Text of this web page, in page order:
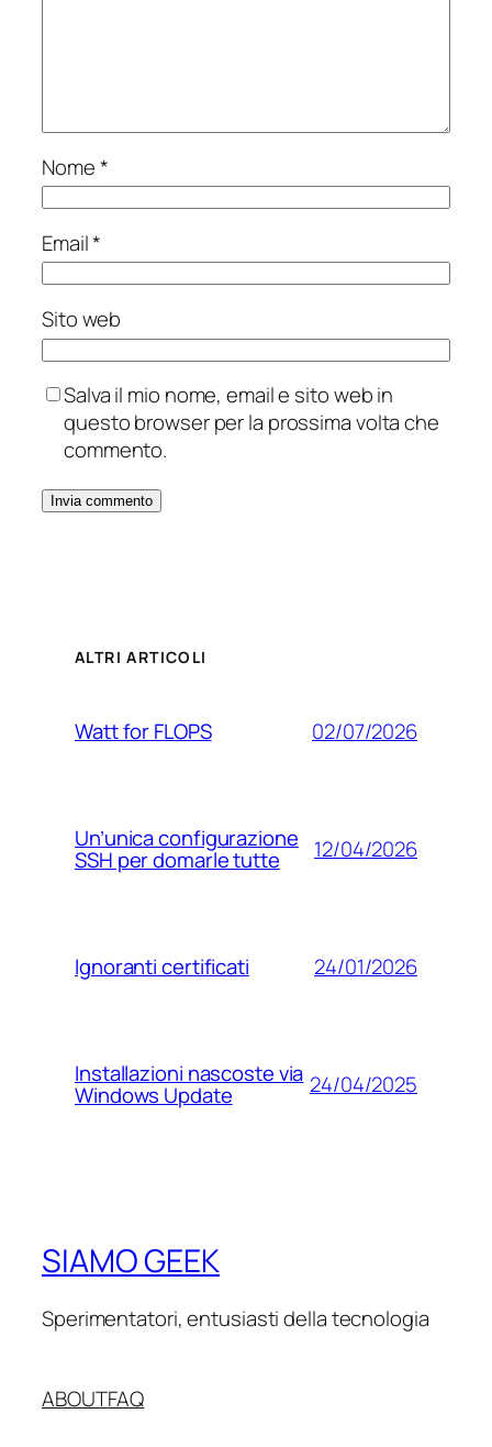
Nome*
Email*
Sito web
Salva il mio nome, email e sito web in
questo browser per la prossima volta che
commento.
ALTRI ARTICOLI
Watt for FLOPS 02/07/2026
Un’unica configurazione
SSH per domarle tutte 12/04/2026
Ignoranti certificati 24/01/2026
Installazioni nascoste via
Windows Update 24/04/2025
SIAMO GEEK
Sperimentatori, entusiasti della tecnologia
ABOUTFAQ